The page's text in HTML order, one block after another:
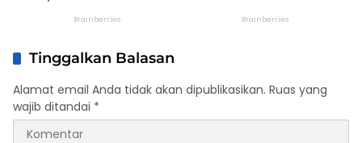
Tinggalkan Balasan
Alamat email Anda tidak akan dipublikasikan. Ruas yang
wajib ditandai *